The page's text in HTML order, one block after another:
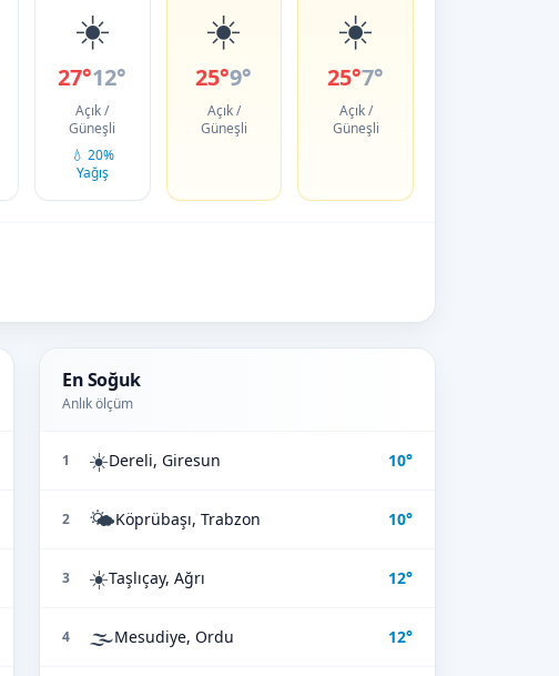
☀️
27°12°
Açık /
Güneşli
💧 20%
Yağış
☀️
25°9°
Açık /
Güneşli
☀️
25°7°
Açık /
Güneşli
En Soğuk
Anlık ölçüm
1 ☀️Dereli, Giresun 10°
2 🌤️Köprübaşı, Trabzon 10°
3 ☀️Taşlıçay, Ağrı 12°
4 🌫️Mesudiye, Ordu 12°